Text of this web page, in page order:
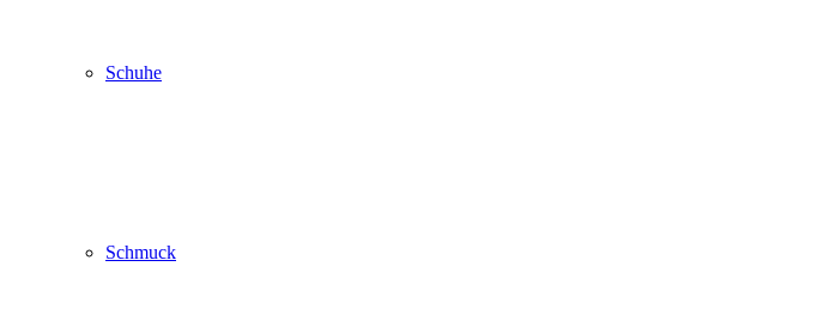
Schuhe
Schmuck